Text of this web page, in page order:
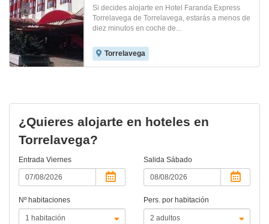
Si decides alojarte en Hotel Faranda Express
Torrelavega de Torrelavega, estarás a menos de
diez minutos en coche de...
Torrelavega
¿Quieres alojarte en hoteles en
Torrelavega?
Entrada Viernes Salida Sábado
Nº habitaciones Pers. por habitación